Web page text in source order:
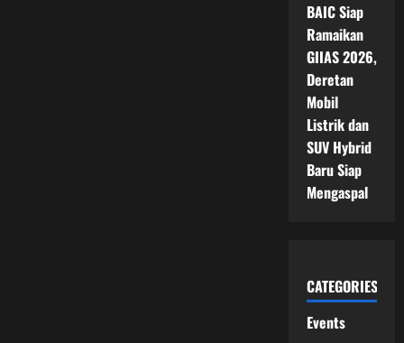
BAIC Siap
Ramaikan
GIIAS 2026,
Deretan
Mobil
Listrik dan
SUV Hybrid
Baru Siap
Mengaspal
CATEGORIES
Events